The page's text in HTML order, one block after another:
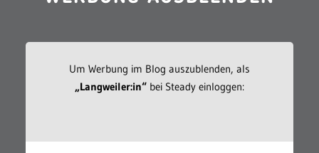
Um Werbung im Blog auszublenden, als
„Langweiler:in“bei Steady einloggen: